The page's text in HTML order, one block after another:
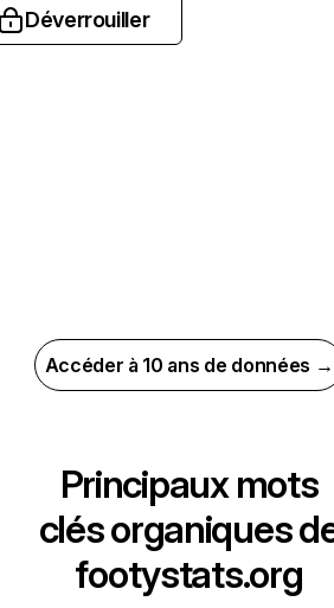
Déverrouiller
Accéder à 10 ans de données →
Principaux mots
clés organiques
footystats.org